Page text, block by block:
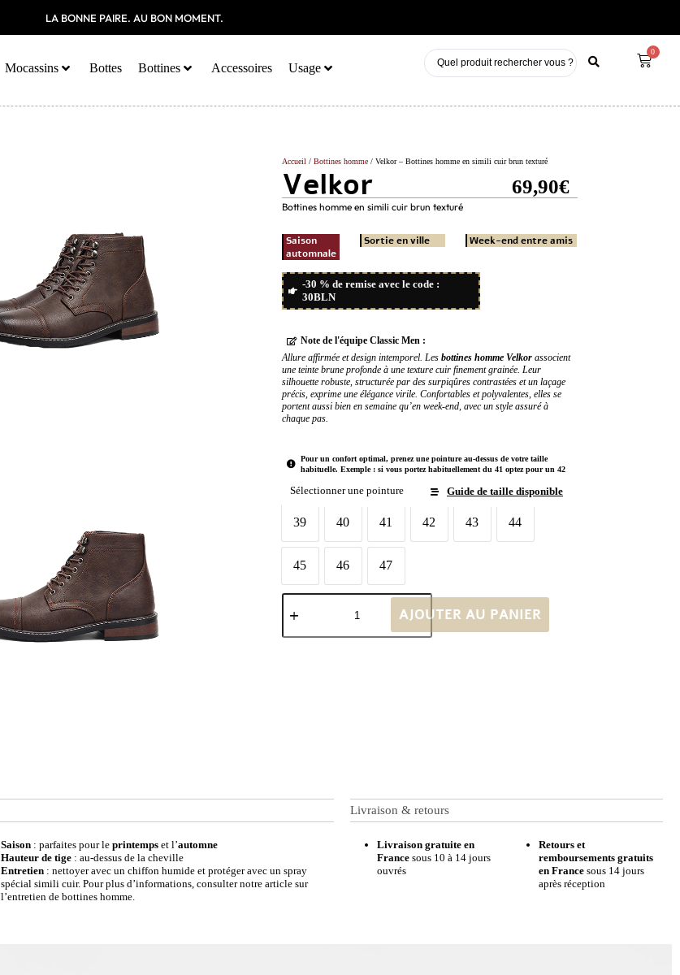
LA BONNE PAIRE. AU BON MOMENT.
Mocassins Bottes Bottines Accessoires Usage
0
Accueil / Bottines homme/ Velkor – Bottines homme en simili cuir brun texturé
Velkor 69,90€
Bottines homme en simili cuir brun texturé
Saison
automnale
Sortie en ville Week-end entre amis
-30 % de remise avec le code :
30BLN
Note de l'équipe Classic Men :
Allure affirmée et design intemporel. Les bottines homme Velkorassocient
une teinte brune profonde à une texture cuir finement grainée. Leur
silhouette robuste, structurée par des surpiqûres contrastées et un laçage
précis, exprime une élégance virile. Confortables et polyvalentes, elles se
portent aussi bien en semaine qu’en week-end, avec un style assuré à
chaque pas.
Pour un confort optimal, prenez une pointure au-dessus de votre taille
habituelle. Exemple : si vous portez habituellement du 41 optez pour un 42
Sélectionner une pointure Guide de taille disponible
Taille chaussures
39
39 40
40 41
41 42
42 43
43 44
44
45
45 46
46 47
47
AJOUTER AU PANIER
Saison : parfaites pour leprintemps et l’automne
Hauteur de tige : au-dessus de la cheville
Entretien : nettoyer avec un chiffon humide et protéger avec un spray
spécial simili cuir. Pour plus d’informations, consulter notre article sur
l’entretien de bottines homme.
Livraison & retours
Livraison gratuite en
Francesous 10 à 14 jours
ouvrés
Retours et
remboursements gratuits
en Francesous 14 jours
après réception